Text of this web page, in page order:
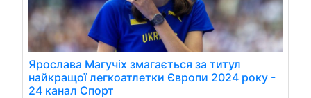
Ярослава Магучіх змагається за титул
найкращої легкоатлетки Європи 2024 року -
24 канал Спорт